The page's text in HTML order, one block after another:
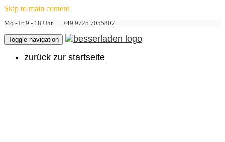
Skip to main content
Mo - Fr 9 - 18 Uhr +49 9725 7055807
Toggle navigation
zurück zur startseite